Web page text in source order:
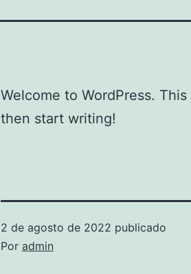
Welcome to WordPress.
then start writing!
2 de agosto de 2022 publicado
Por admin